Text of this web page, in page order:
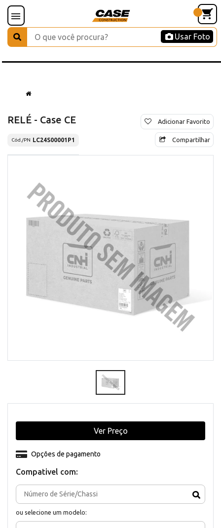
Usar Foto
RELÉ - Case CE
Cód./PN LC24S00001P1
Adicionar Favorito
Compartilhar
Compativel com:
ou selecione um modelo:
Opções de pagamento
Ver Preço